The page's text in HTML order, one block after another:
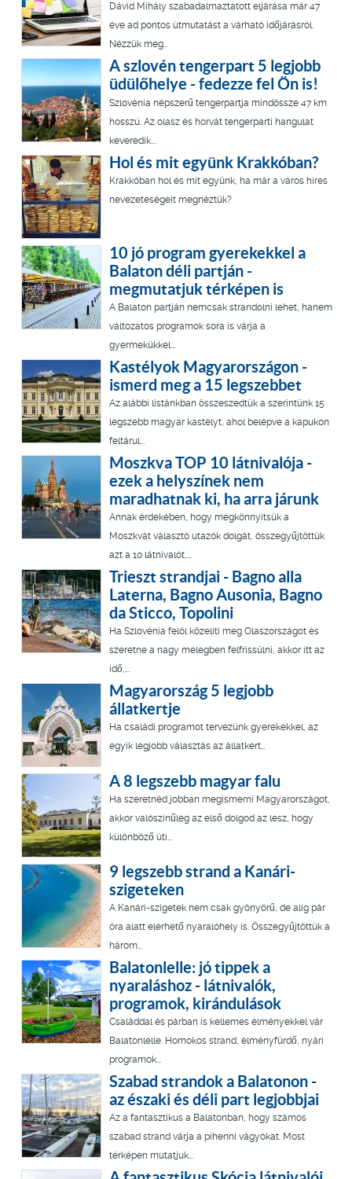
Dávid Mihály szabadalmaztatott eljárása már 47
éve ad pontos útmutatást a várható időjárásról.
Nézzük meg...
A szlovén tengerpart 5 legjobb
üdülőhelye - fedezze fel Ön is!
Szlovénia népszerű tengerpartja mindössze 47 km
hosszú. Az olasz és horvát tengerparti hangulat
keveredik...
Hol és mit együnk Krakkóban?
Krakkóban hol és mit együnk, ha már a város híres
nevezeteségeit megnéztük?
10 jó program gyerekekkel a
Balaton déli partján -
megmutatjuk térképen is
A Balaton partján nemcsak strandolni lehet, hanem
változatos programok sora is várja a
gyermekükkel...
Kastélyok Magyarországon -
ismerd meg a 15 legszebbet
Az alábbi listánkban összeszedtük a szerintünk 15
legszebb magyar kastélyt, ahol belépve a kapukon
feltárul...
Moszkva TOP 10 látnivalója -
ezek a helyszínek nem
maradhatnak ki, ha arra járunk
Annak érdekében, hogy megkönnyítsük a
Moszkvát választó utazók dolgát, összegyűjtöttük
azt a 10 látnivalót,...
Trieszt strandjai - Bagno alla
Laterna, Bagno Ausonia, Bagno
da Sticco, Topolini
Ha Szlovénia felöl közelíti meg Olaszországot és
szeretne a nagy melegben felfrissülni, akkor itt az
idő,...
Magyarország 5 legjobb
állatkertje
Ha családi programot tervezünk gyerekekkel, az
egyik legjobb választás az állatkert…
A 8 legszebb magyar falu
Ha szeretnéd jobban megismerni Magyarországot,
akkor valószínűleg az első dolgod az lesz, hogy
különböző úti...
9 legszebb strand a Kanári-
szigeteken
A Kanári-szigetek nem csak gyönyörű, de alig pár
óra alatt elérhető nyaralóhely is. Összegyűjtöttük a
három...
Balatonlelle: jó tippek a
nyaraláshoz - látnivalók,
programok, kirándulások
Családdal és párban is kellemes élményekkel vár
Balatonlelle. Homokos strand, élményfürdő, nyári
programok...
Szabad strandok a Balatonon -
az északi és déli part legjobbjai
Az a fantasztikus a Balatonban, hogy számos
szabad strand várja a pihenni vágyókat. Most
térképen mutatjuk...